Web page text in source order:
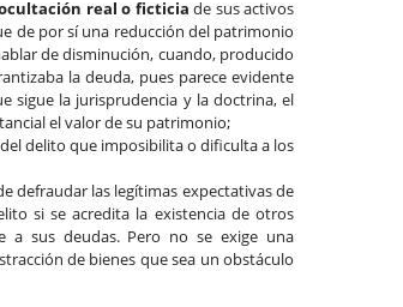
real o ficticia de sus activos
de por sí una reducción del patrimonio
de disminución, cuando, producido
la deuda, pues parece evidente
sigue la jurisprudencia y la doctrina, el
el valor de su patrimonio;
del delito que imposibilita o dificulta a los
defraudar las legítimas expectativas de
si se acredita la existencia de otros
a sus deudas. Pero no se exige una
de bienes que sea un obstáculo